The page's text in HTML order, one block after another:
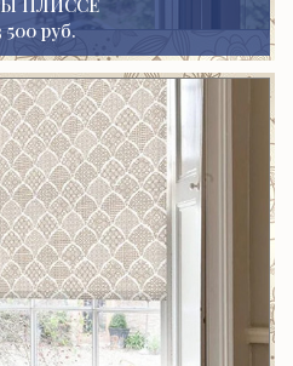
500 руб.